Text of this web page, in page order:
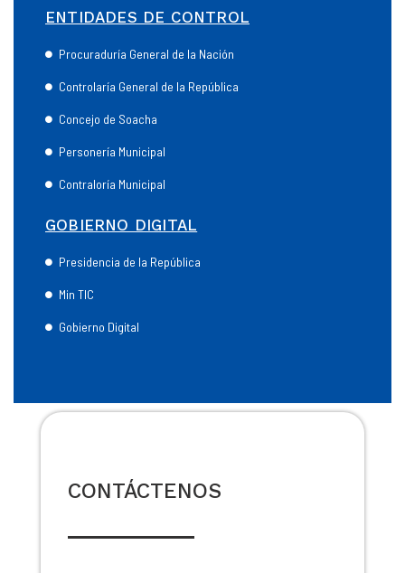
ENTIDADES DE CONTROL
Procuraduría General de la Nación
Controlaría General de la República
Concejo de Soacha
Personería Municipal
Contraloría Municipal
GOBIERNO DIGITAL
Presidencia de la República
Min TIC
Gobierno Digital
CONTÁCTENOS